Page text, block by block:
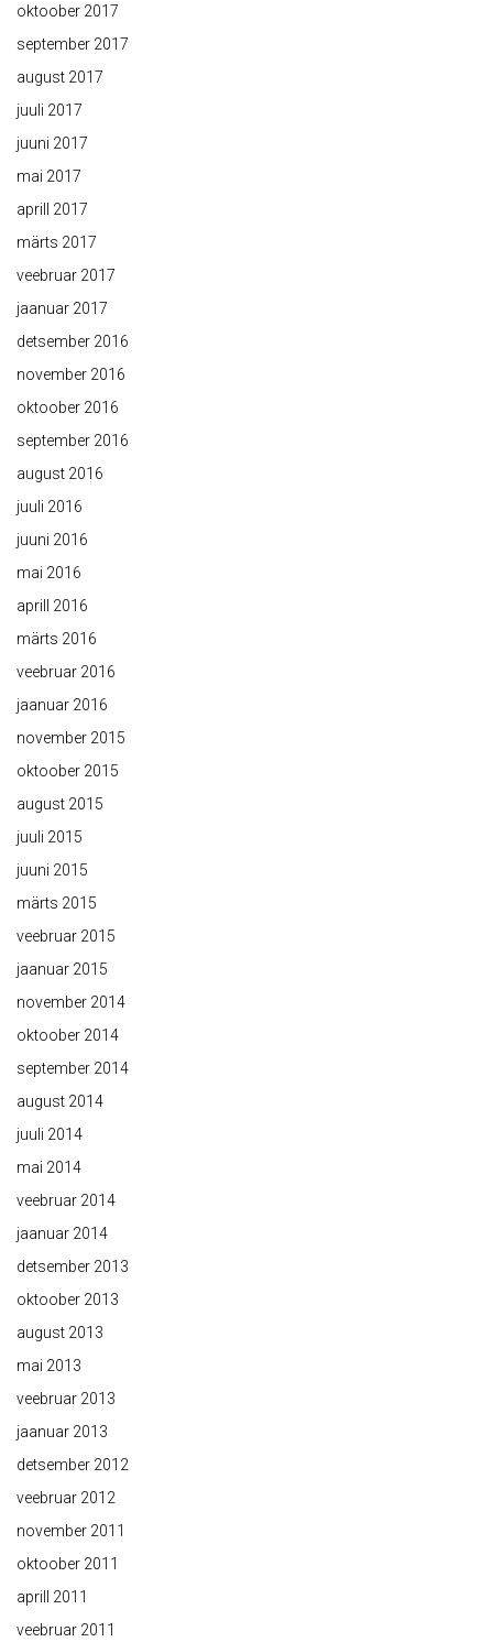
oktoober 2017
september 2017
august 2017
juuli 2017
juuni 2017
mai 2017
aprill 2017
märts 2017
veebruar 2017
jaanuar 2017
detsember 2016
november 2016
oktoober 2016
september 2016
august 2016
juuli 2016
juuni 2016
mai 2016
aprill 2016
märts 2016
veebruar 2016
jaanuar 2016
november 2015
oktoober 2015
august 2015
juuli 2015
juuni 2015
märts 2015
veebruar 2015
jaanuar 2015
november 2014
oktoober 2014
september 2014
august 2014
juuli 2014
mai 2014
veebruar 2014
jaanuar 2014
detsember 2013
oktoober 2013
august 2013
mai 2013
veebruar 2013
jaanuar 2013
detsember 2012
veebruar 2012
november 2011
oktoober 2011
aprill 2011
veebruar 2011